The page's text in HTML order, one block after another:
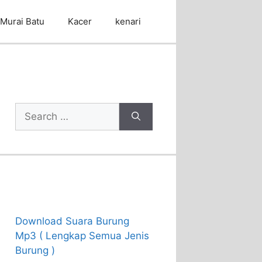
Murai Batu Kacer kenari
Search
for:
Download Suara Burung
Mp3 ( Lengkap Semua Jenis
Burung )